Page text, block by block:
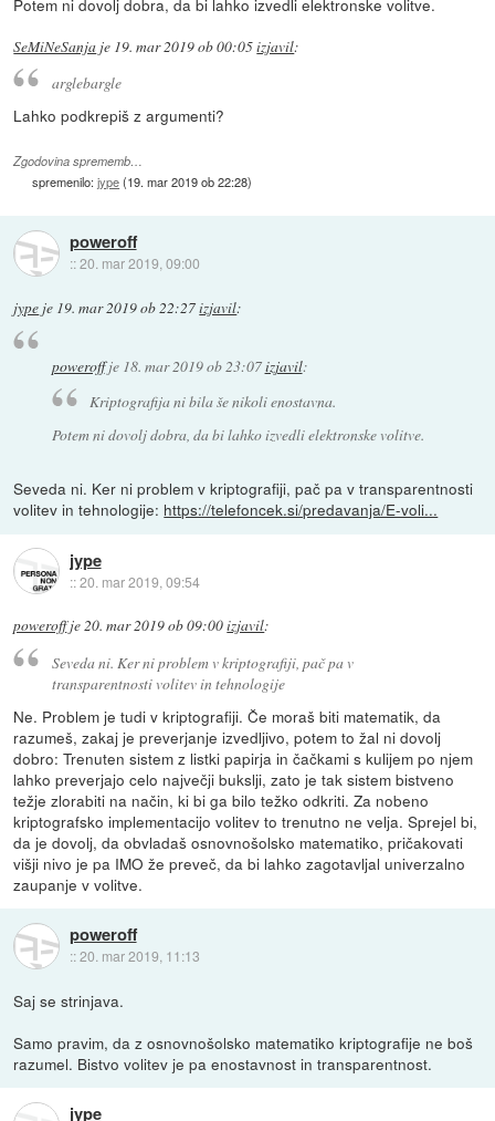
SeMiNeSanja je 19. mar 2019 ob 00:05izjavil:
arglebargle
Lahko podkrepiš z argumenti?
Zgodovina sprememb…
spremenilo:jype(19. mar 2019 ob 22:28)
poweroff
::20. mar 2019, 09:00
jype je 19. mar 2019 ob 22:27izjavil:
poweroffje 18. mar 2019 ob 23:07izjavil:
Kriptografija ni bila še nikoli enostavna.
Potem ni dovolj dobra, da bi lahko izvedli elektronske volitve.
Seveda ni. Ker ni problem v kriptografiji, pač pa v transparentnosti
volitev in tehnologije: https://telefoncek.si/predavanja/E-voli...
jype
::20. mar 2019, 09:54
poweroffje20. mar 2019 ob 09:00izjavil:
Seveda ni. Ker ni problem v kriptografiji, pač pa v
transparentnosti volitev in tehnologije
Ne. Problem je tudi v kriptografiji. Če moraš biti matematik, da
razumeš, zakaj je preverjanje izvedljivo, potem to žal ni dovolj
dobro: Trenuten sistem z listki papirja in čačkami s kulijem po njem
lahko preverjajo celo največji bukslji, zato je tak sistem bistveno
težje zlorabiti na način, ki bi ga bilo težko odkriti. Za nobeno
kriptografsko implementacijo volitev to trenutno ne velja. Sprejel bi,
da je dovolj, da obvladaš osnovnošolsko matematiko, pričakovati
višji nivo je pa IMO že preveč, da bi lahko zagotavljal univerzalno
zaupanje v volitve.
poweroff
::20. mar 2019, 11:13
Saj se strinjava.
Samo pravim, da z osnovnošolsko matematiko kriptografije ne boš
razumel. Bistvo volitev je pa enostavnost in transparentnost.
jype